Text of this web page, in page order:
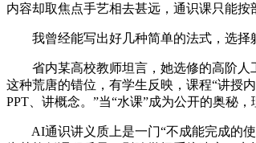
内容却取焦点手艺相去甚远，通识课只能按
我曾经能写出好几种简单的法式，选择躺
省内某高校教师坦言，她选修的高阶人工
这种荒唐的错位，有学生反映，课程“讲授
PPT、讲概念。”当“水课”成为公开的奥秘
AI通识讲义质上是一门“不成能完成的使